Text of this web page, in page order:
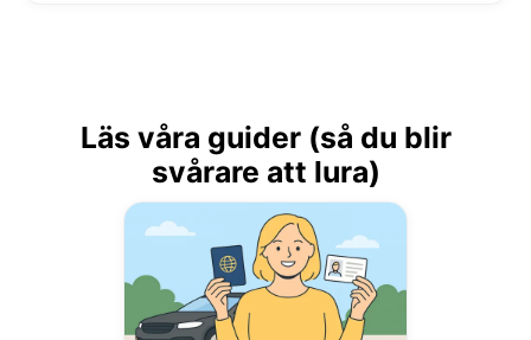
Läs våra guider (så du blir
svårare att lura)